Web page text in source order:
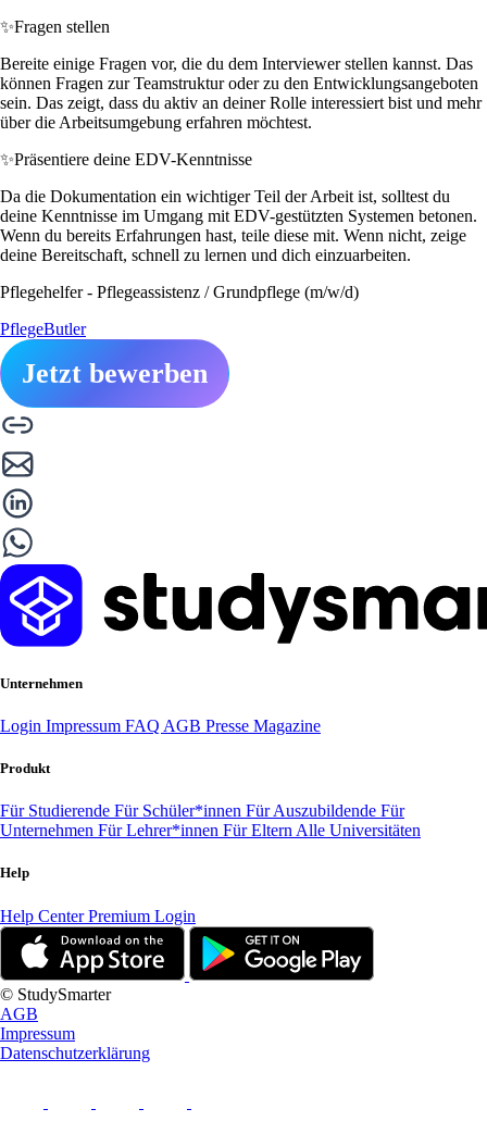
✨Fragen stellen
Bereite einige Fragen vor, die du dem Interviewer stellen kannst. Das
können Fragen zur Teamstruktur oder zu den Entwicklungsangeboten
sein. Das zeigt, dass du aktiv an deiner Rolle interessiert bist und mehr
über die Arbeitsumgebung erfahren möchtest.
✨Präsentiere deine EDV-Kenntnisse
Da die Dokumentation ein wichtiger Teil der Arbeit ist, solltest du
deine Kenntnisse im Umgang mit EDV-gestützten Systemen betonen.
Wenn du bereits Erfahrungen hast, teile diese mit. Wenn nicht, zeige
deine Bereitschaft, schnell zu lernen und dich einzuarbeiten.
Pflegehelfer - Pflegeassistenz / Grundpflege (m/w/d)
PflegeButler
Jetzt bewerben
Unternehmen
Login Impressum FAQ AGB Presse Magazine
Produkt
Für Studierende Für Schüler*innen Für Auszubildende Für
Unternehmen Für Lehrer*innen Für Eltern Alle Universitäten
Help
Help CenterPremium Login
© StudySmarter
AGB
Impressum
Datenschutzerklärung